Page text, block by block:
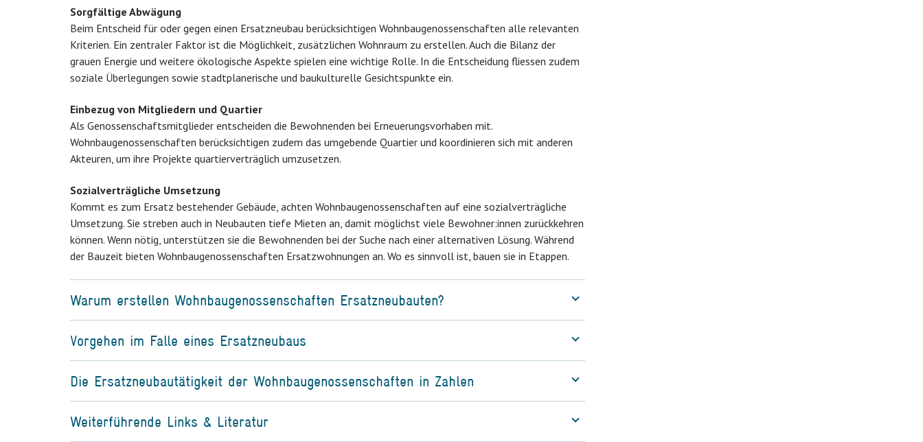
Sorgfältige Abwägung
Beim Entscheid für oder gegen einen Ersatzneubau berücksichtigen Wohnbaugenossenschaften alle relevanten
Kriterien. Ein zentraler Faktor ist die Möglichkeit, zusätzlichen Wohnraum zu erstellen. Auch die Bilanz der
grauen Energie und weitere ökologische Aspekte spielen eine wichtige Rolle. In die Entscheidung fliessen zudem
soziale Überlegungen sowie stadtplanerische und baukulturelle Gesichtspunkte ein.
Einbezug von Mitgliedern und Quartier
Als Genossenschaftsmitglieder entscheiden die Bewohnenden bei Erneuerungsvorhaben mit.
Wohnbaugenossenschaften berücksichtigen zudem das umgebende Quartier und koordinieren sich mit anderen
Akteuren, um ihre Projekte quartierverträglich umzusetzen.
Sozialverträgliche Umsetzung
Kommt es zum Ersatz bestehender Gebäude, achten Wohnbaugenossenschaften auf eine sozialverträgliche
Umsetzung. Sie streben auch in Neubauten tiefe Mieten an, damit möglichst viele Bewohner:innen zurückkehren
können. Wenn nötig, unterstützen sie die Bewohnenden bei der Suche nach einer alternativen Lösung. Während
der Bauzeit bieten Wohnbaugenossenschaften Ersatzwohnungen an. Wo es sinnvoll ist, bauen sie in Etappen.
Warum erstellen Wohnbaugenossenschaften Ersatzneubauten?
Vorgehen im Falle eines Ersatzneubaus
Die Ersatzneubautätigkeit der Wohnbaugenossenschaften in Zahlen
Weiterführende Links & Literatur